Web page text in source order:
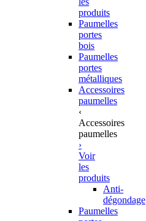
produits
Paumelles
portes
bois
Paumelles
portes
métalliques
Accessoires
paumelles
‹
Accessoires
paumelles
›
Voir
les
produits
Anti-
dégondage
Paumelles